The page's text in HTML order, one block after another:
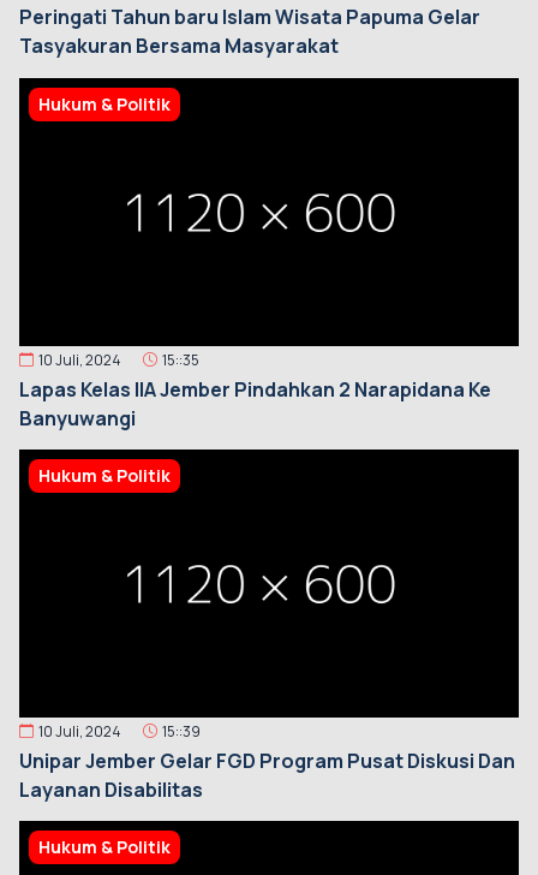
Peringati Tahun baru Islam Wisata Papuma Gelar
Tasyakuran Bersama Masyarakat
Hukum & Politik
10 Juli, 2024 15::35
Lapas Kelas IIA Jember Pindahkan 2 Narapidana Ke
Banyuwangi
Hukum & Politik
10 Juli, 2024 15::39
Unipar Jember Gelar FGD Program Pusat Diskusi Dan
Layanan Disabilitas
Hukum & Politik